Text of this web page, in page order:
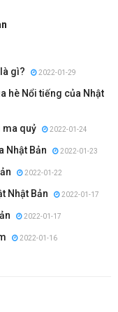
gì? 2022-01-29
hè Nổi tiếng của Nhật
ma quỷ 2022-01-24
Nhật Bản 2022-01-23
2022-01-22
Nhật Bản 2022-01-17
2022-01-17
2022-01-16